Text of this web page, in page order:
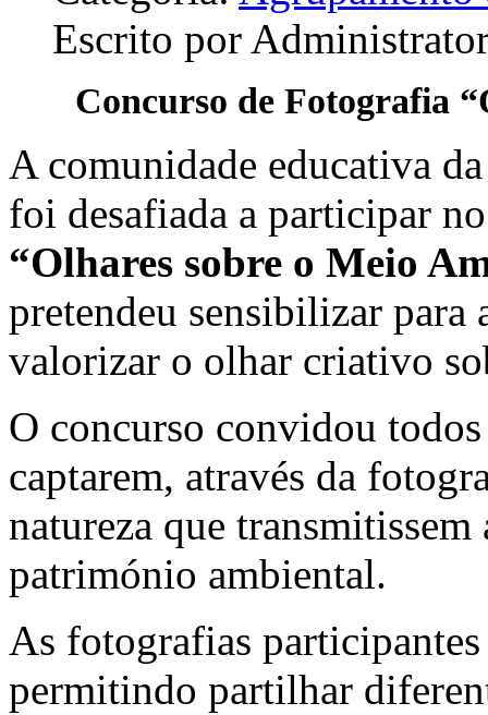
Escrito por
Concurso de Fotografia
A comunidade educativa
foi desafiada a participar
“Olhares sobre o Meio
pretendeu sensibilizar
valorizar o olhar criativo
O concurso convidou
captarem, através da
natureza que
património ambiental.
As fotografias
permitindo partilhar